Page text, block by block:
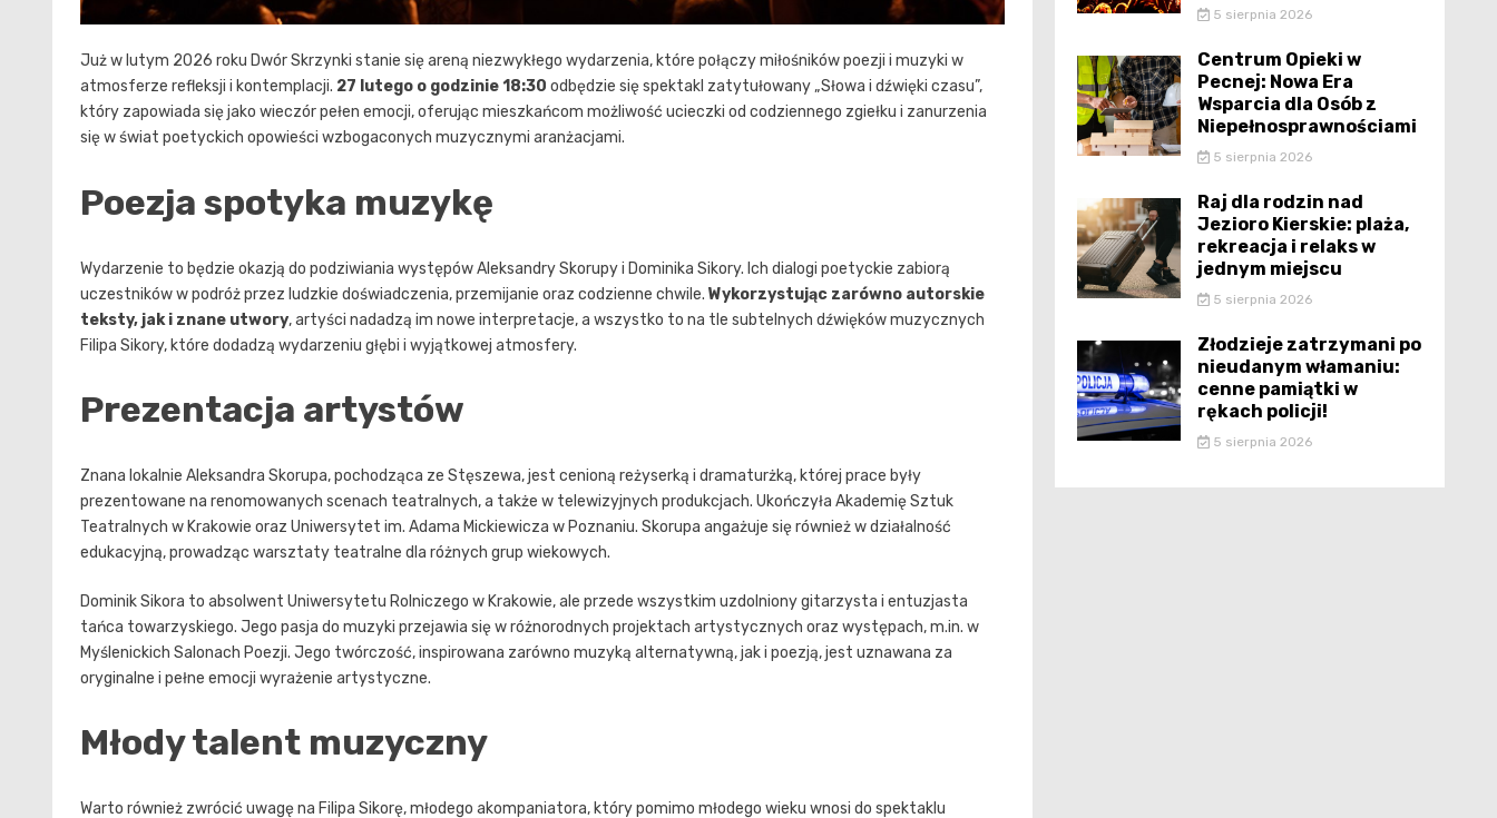
Już w lutym 2026 roku Dwór Skrzynki stanie się areną niezwykłego wydarzenia, które połączy miłośników poezji i muzyki w
atmosferze refleksji i kontemplacji. 27 lutego o godzinie 18:30 odbędzie się spektakl zatytułowany „Słowa i dźwięki czasu”,
który zapowiada się jako wieczór pełen emocji, oferując mieszkańcom możliwość ucieczki od codziennego zgiełku i zanurzenia
się w świat poetyckich opowieści wzbogaconych muzycznymi aranżacjami.
Poezja spotyka muzykę
Wydarzenie to będzie okazją do podziwiania występów Aleksandry Skorupy i Dominika Sikory. Ich dialogi poetyckie zabiorą
uczestników w podróż przez ludzkie doświadczenia, przemijanie oraz codzienne chwile. Wykorzystując zarówno autorskie
teksty, jak i znane utwory, artyści nadadzą im nowe interpretacje, a wszystko to na tle subtelnych dźwięków muzycznych
Filipa Sikory, które dodadzą wydarzeniu głębi i wyjątkowej atmosfery.
Prezentacja artystów
Znana lokalnie Aleksandra Skorupa, pochodząca ze Stęszewa, jest cenioną reżyserką i dramaturżką, której prace były
prezentowane na renomowanych scenach teatralnych, a także w telewizyjnych produkcjach. Ukończyła Akademię Sztuk
Teatralnych w Krakowie oraz Uniwersytet im. Adama Mickiewicza w Poznaniu. Skorupa angażuje się również w działalność
edukacyjną, prowadząc warsztaty teatralne dla różnych grup wiekowych.
Dominik Sikora to absolwent Uniwersytetu Rolniczego w Krakowie, ale przede wszystkim uzdolniony gitarzysta i entuzjasta
tańca towarzyskiego. Jego pasja do muzyki przejawia się w różnorodnych projektach artystycznych oraz występach, m.in. w
Myślenickich Salonach Poezji. Jego twórczość, inspirowana zarówno muzyką alternatywną, jak i poezją, jest uznawana za
oryginalne i pełne emocji wyrażenie artystyczne.
Młody talent muzyczny
Warto również zwrócić uwagę na Filipa Sikorę, młodego akompaniatora, który pomimo młodego wieku wnosi do spektaklu
5 sierpnia 2026
Centrum Opieki w
Pecnej: Nowa Era
Wsparcia dla Osób z
Niepełnosprawnościami
5 sierpnia 2026
Raj dla rodzin nad
Jezioro Kierskie: plaża,
rekreacja i relaks w
jednym miejscu
5 sierpnia 2026
Złodzieje zatrzymani po
nieudanym włamaniu:
cenne pamiątki w
rękach policji!
5 sierpnia 2026